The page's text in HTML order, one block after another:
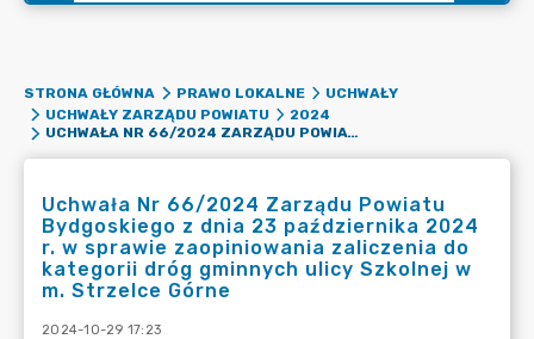
STRONA GŁÓWNA PRAWO LOKALNE
UCHWAŁY
UCHWAŁY ZARZĄDU POWIATU
2024
UCHWAŁA NR 66/2024 ZARZĄDU POWIATU BYDGOSKIEGO Z DNIA 23 PAŹDZIERNIKA 2024 R. W SPRAWIE ZAOPINIOWANIA ZALICZENIA DO KATEGORII DRÓG GMINNYCH ULICY SZKOLNEJ W M. STRZELCE GÓRNE
Uchwała Nr 66/2024 Zarządu Powiatu
Bydgoskiego z dnia 23 października 2024
r. w sprawie zaopiniowania zaliczenia do
kategorii dróg gminnych ulicy Szkolnej w
m. Strzelce Górne
2024-10-29 17:23